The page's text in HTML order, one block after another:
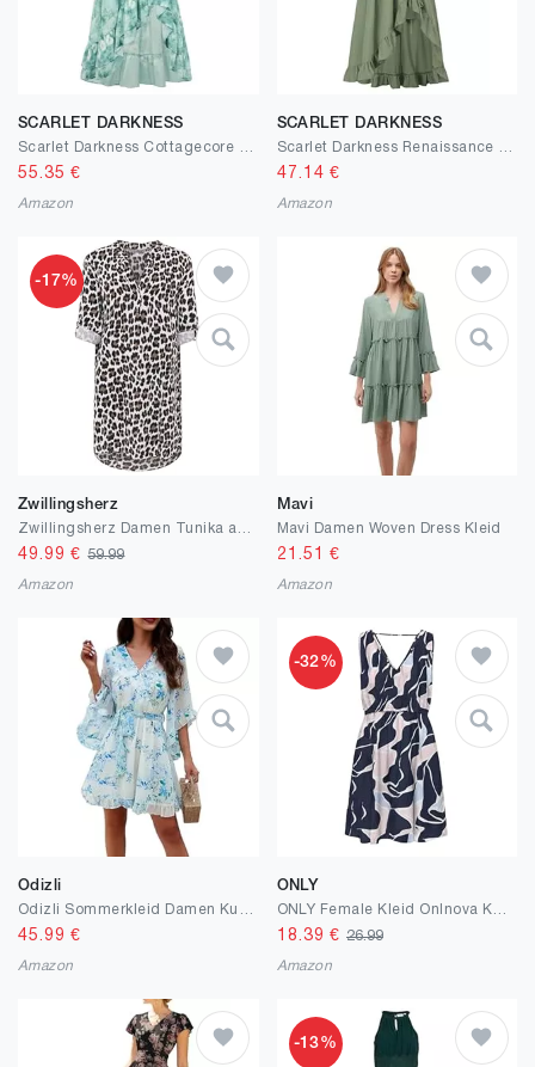
SCARLET DARKNESS
55.35 €
Amazon
SCARLET DARKNESS
47.14 €
Amazon
-17%
Zwillingsherz
49.99 €59.99
Amazon
Mavi
Mavi Damen Woven Dress Kleid
21.51 €
Amazon
Odizli
45.99 €
Amazon
-32%
ONLY
18.39 € 26.99
Amazon
-13%